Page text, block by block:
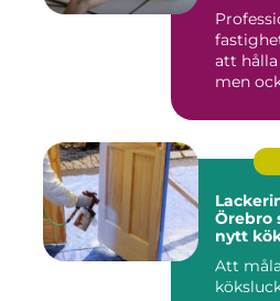
att
men
Örebro smart väg till ett
nytt
Att